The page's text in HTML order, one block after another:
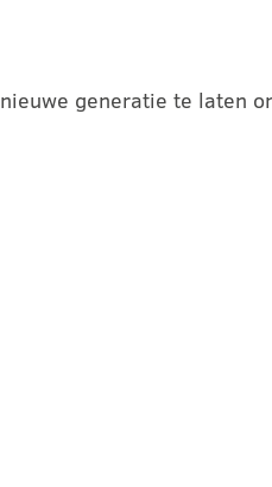
generatie te laten